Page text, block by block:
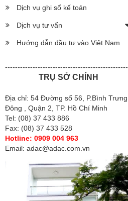
Dịch vụ ghi sổ kế toán
Dịch vụ tư vấn
Hướng dẫn đầu tư vào Việt Nam
-------------------------------------------------
TRỤ SỞ CHÍNH
Địa chỉ: 54 Đường số 56, P.Bình Trưng
Đông , Quận 2, TP. Hồ Chí Minh
Tel: (08) 37 433 886
Fax: (08) 37 433 528
Hotline: 0909 004 963
Email: adac@adac.com.vn